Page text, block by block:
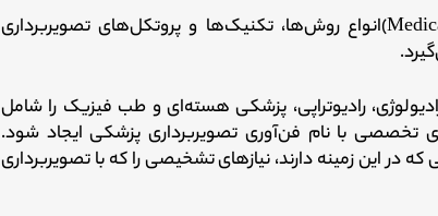
فن‌آوری تصویربرداری پزشکی (Medical imaging technology)انواع روش‌ها، تکنیک‌ها و پروتکل‌های تصویربرداری
رادیوتراپی، پزشکی هسته‌ای و طب فیزیک را شامل
با نام فن‌آوری تصویربرداری پزشکی ایجاد شود.
در این زمینه دارند، نیازهای تشخیصی را که با تصویربرداری